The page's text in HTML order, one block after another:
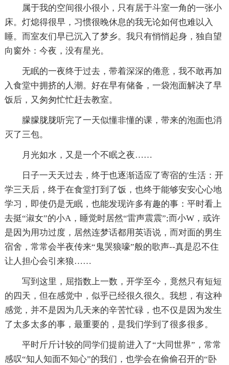
属于我的空间很小很小，只有居于斗室一角的一张小
床。灯熄得很早，习惯很晚休息的我无论如何也难以入
睡。而室友们早已沉入了梦乡。我只有悄悄起身，独自望
向窗外：今夜，没有星光。
无眠的一夜终于过去，带着深深的倦意，我不敢再加
入食堂中拥挤的人潮。好在早有储备，一袋泡面解决了早
饭后，又匆匆忙忙赶去教室。
朦朦胧胧听完了一天似懂非懂的课，带来的泡面也消
灭了三包。
月光如水，又是一个不眠之夜……
日子一天天过去，终于也逐渐适应了寄宿的'生活：开
学三天后，终于在食堂打到了饭，也终于能够安安心心地
学习，即使仍是无眠，也能发现许多有趣的事：平时看上
去挺“淑女”的小A，睡觉时居然“雷声震震”;而小W，或许
是因为用功过度，居然连梦话都用英语说，而对面的男生
宿舍，常常会半夜传来“鬼哭狼嚎”般的歌声--真是忍不住
让人担心会引来狼……
写到这里，屈指数上一数，开学至今，竟然只有短短
的四天，但在感觉中，似乎已经很久很久。我想，有这种
感觉，并不是因为几天来的辛苦忙碌，也不仅是因为发生
了太多太多的事，最重要的，是我们学到了很多很多。
平时斤斤计较的同学们提前进入了“大同世界”，常常
感叹“知人知面不知心”的我们，也学会在偷偷召开的“卧